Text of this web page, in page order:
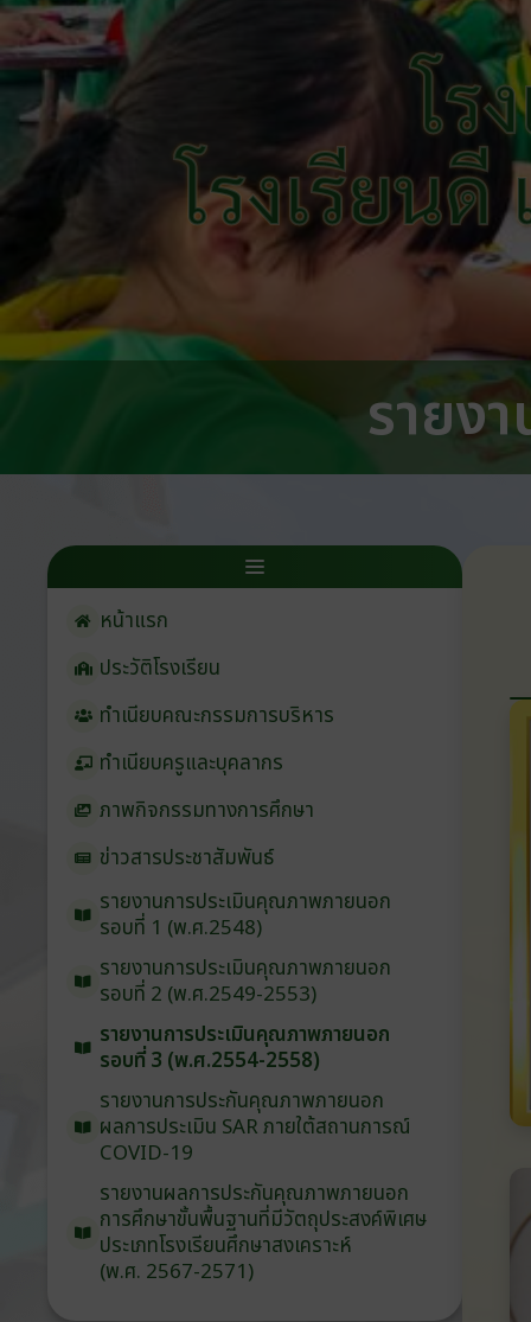
โร
โรงเรียน
รายง
หน้าแรก
ประวัติโรงเรียน
ทำเนียบคณะกรรมการบริหาร
ทำเนียบครูและบุคลากร
ภาพกิจกรรมทางการศึกษา
ข่าวสารประชาสัมพันธ์
รายงานการประเมินคุณภาพภายนอก
รอบ⁠ที่ 1 (พ.ศ.2548)
รายงานการประเมินคุณภาพภายนอก
รอบ⁠ที่ 2 (พ.ศ.2549-2553)
รายงานการประเมินคุณภาพภายนอก
รอบ⁠ที่ 3 (พ.ศ.2554-2558)
รายงานการประกันคุณภาพภายนอก
ผลการประเมิน SARภายใต้สถานการณ์
COVID-19
รายงานผลการประกันคุณภาพภายนอก
การศึกษาขั้นพื้นฐานที่มีวัตถุประสงค์พิเศษ
ประเภทโรงเรียนศึกษาสงเคราะห์
(พ.ศ. 2567-2571)